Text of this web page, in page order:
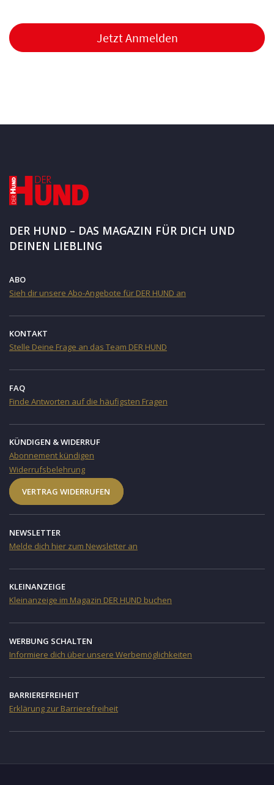
Jetzt Anmelden
DER HUND – DAS MAGAZIN FÜR DICH UND
DEINEN LIEBLING
ABO
Sieh dir unsere Abo-Angebote für DER HUND an
KONTAKT
Stelle Deine Frage an das Team DER HUND
FAQ
Finde Antworten auf die häufigsten Fragen
KÜNDIGEN & WIDERRUF
Abonnement kündigen
Widerrufsbelehrung
VERTRAG WIDERRUFEN
NEWSLETTER
Melde dich hier zum Newsletter an
KLEINANZEIGE
Kleinanzeige im Magazin DER HUND buchen
WERBUNG SCHALTEN
Informiere dich über unsere Werbemöglichkeiten
BARRIEREFREIHEIT
Erklärung zur Barrierefreiheit